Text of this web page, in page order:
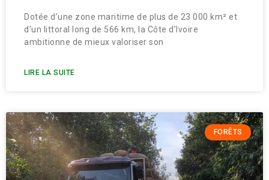
Dotée d’une zone maritime de plus de 23 000 km² et
d’un littoral long de 566 km, la Côte d’Ivoire
ambitionne de mieux valoriser son
LIRE LA SUITE
FORÊTS